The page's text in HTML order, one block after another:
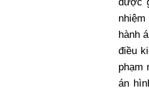
hành
điều
phạm
án